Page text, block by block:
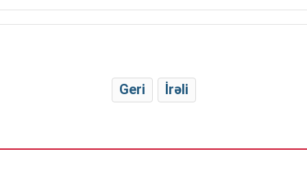
Geri İrəli